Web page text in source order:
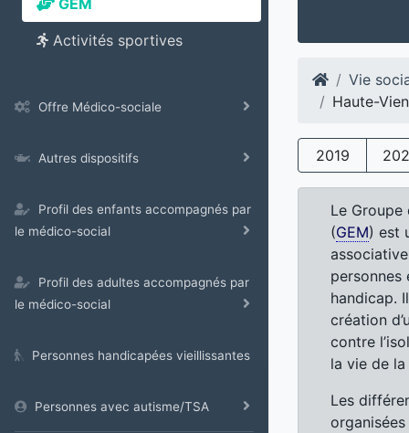
GEM
Activités sportives
Offre Médico-sociale
Autres dispositifs
Profil des enfants accompagnés par
le médico-social
Profil des adultes accompagnés par
le médico-social
Personnes handicapées vieillissantes
Personnes avec autisme/TSA
Vie
Haute-
2019
Le Groupe
(GEM) est
personnes
handicap.
création
contre
la vie de
Les